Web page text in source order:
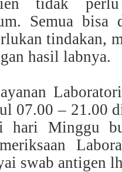
tidak
Semua
tindakan,
hasil labnya.
07.00 – 21.00
hari Minggu
swab antigen